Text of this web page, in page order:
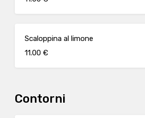
Scaloppina al limone
11.00 €
Contorni